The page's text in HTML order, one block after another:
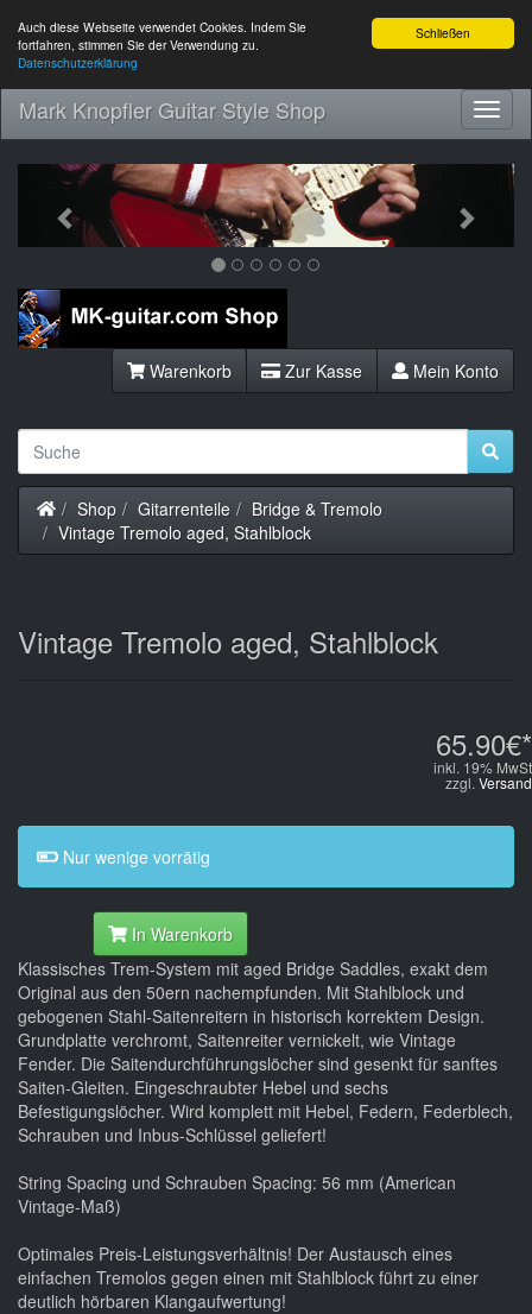
Schließen
Auch diese Webseite verwendet Cookies. Indem Sie
fortfahren, stimmen Sie der Verwendung zu.
Datenschutzerklärung
Mark Knopfler Guitar Style Shop
Previous Next
Warenkorb Zur Kasse Mein Konto
Startseite
Shop Gitarrenteile
Bridge & Tremolo
Vintage Tremolo aged, Stahlblock
Vintage Tremolo aged, Stahlblock
65.90€*
inkl. 19% MwSt
zzgl. Versand
Nur wenige vorrätig
In Warenkorb
Klassisches Trem-System mit aged Bridge Saddles, exakt dem
Original aus den 50ern nachempfunden. Mit Stahlblock und
gebogenen Stahl-Saitenreitern in historisch korrektem Design.
Grundplatte verchromt, Saitenreiter vernickelt, wie Vintage
Fender. Die Saitendurchführungslöcher sind gesenkt für sanftes
Saiten-Gleiten. Eingeschraubter Hebel und sechs
Befestigungslöcher. Wird komplett mit Hebel, Federn, Federblech,
Schrauben und Inbus-Schlüssel geliefert!
String Spacing und Schrauben Spacing: 56 mm (American
Vintage-Maß)
Optimales Preis-Leistungsverhältnis! Der Austausch eines
einfachen Tremolos gegen einen mit Stahlblock führt zu einer
deutlich hörbaren Klangaufwertung!